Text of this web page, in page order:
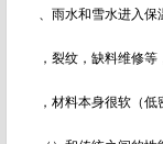
、雨水和雪水进入保温
，裂纹，缺料维修等
，材料本身很软（低密